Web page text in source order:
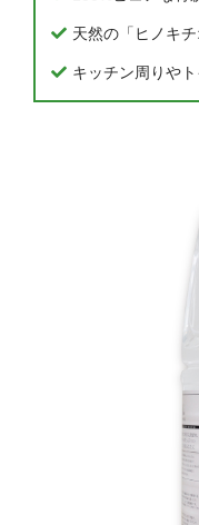
天然の「ヒノキ
キッチン周りや